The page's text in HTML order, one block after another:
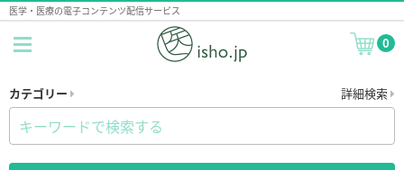
医学・医療の電子コンテンツ配信サービス
0
カテゴリー 詳細検索